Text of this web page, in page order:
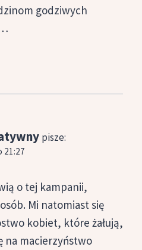
godziwych
pisze:
21:27
o tej kampanii,
Mi natomiast się
kobiet, które żałują,
na macierzyństwo